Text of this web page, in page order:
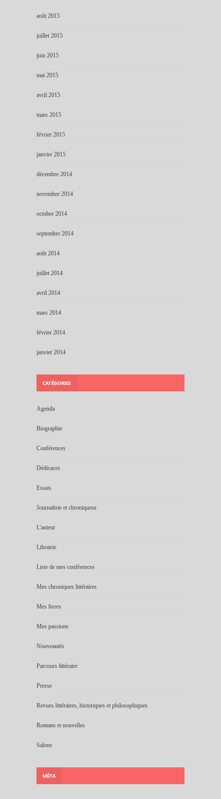
août 2015
juillet 2015
juin 2015
mai 2015
avril 2015
mars 2015
février 2015
janvier 2015
décembre 2014
novembre 2014
octobre 2014
septembre 2014
août 2014
juillet 2014
avril 2014
mars 2014
février 2014
janvier 2014
CATÉGORIES
Agenda
Biographie
Conférences
Dédicaces
Essais
Journaliste et chroniqueur
L'auteur
Librairie
Liste de mes conférences
Mes chroniques littéraires
Mes livres
Mes passions
Nouveautés
Parcours littéraire
Presse
Revues littéraires, historiques et philosophiques
Romans et nouvelles
Salons
MÉTA